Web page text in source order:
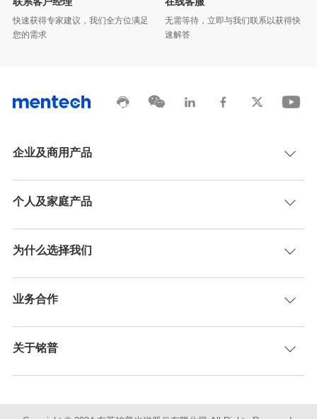
您的需求 速解答
企业及商用产品
个人及家庭产品
为什么选择我们
业务合作
关于铭普